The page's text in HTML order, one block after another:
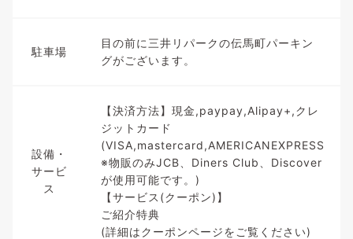
駐車場
目の前に三井リパークの伝馬町パーキン
グがございます。
設備・
サービ
ス
【決済方法】現金,paypay,Alipay+,クレ
ジットカード
(VISA,mastercard,AMERICANEXPRESS
※物販のみJCB、Diners Club、Discover
が使用可能です。)
【サービス(クーポン)】
ご紹介特典
(詳細はクーポンページをご覧ください)